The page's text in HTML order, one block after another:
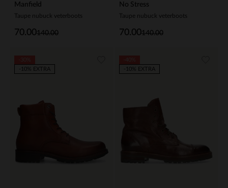
Manfield
Taupe nubuck veterboots
140.00
70.00
No Stress
Taupe nubuck veterboots
140.00
70.00
-10% EXTRA
-10% EXTRA